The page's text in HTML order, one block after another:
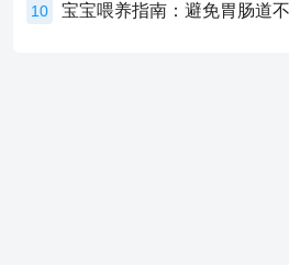
10 宝宝喂养指南：避免胃肠道